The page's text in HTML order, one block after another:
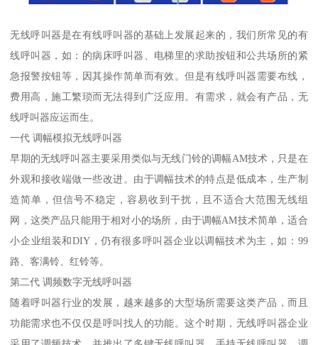
无线呼叫器是在有线呼叫器的基础上发展起来的，我们所常见的有
线呼叫器，如：的病床呼叫器、电梯里的求助按钮和公共场所的紧
急报警按钮等，因其操作简单而有效。但是有线呼叫器需要布线，
费用高，施工繁琐而无法得到广泛应用。有需求，就会有产品，无
线呼叫器应运而生。
一代 调幅模拟无线呼叫器
早期的无线呼叫器主要采用类似与无线门铃的调幅AM技术，只是在
外观和接收端做一些改进。由于调幅技术的特点是低成本，生产制
造简单，但信号不稳定，容易收到干扰，且不适合大范围无线组
网，这类产品只能用于相对小的场所，由于调幅AM技术简单，适合
小企业组装和DIY，仍有很多呼叫器企业以调幅技术为主，如：99
路、客满铃、红铃等。
第二代 调频数字无线呼叫器
随着呼叫器行业的发展，越来越多的大型场所需要这类产品，而且
功能需求也不仅仅是呼叫找人的功能。这个时期，无线呼叫器企业